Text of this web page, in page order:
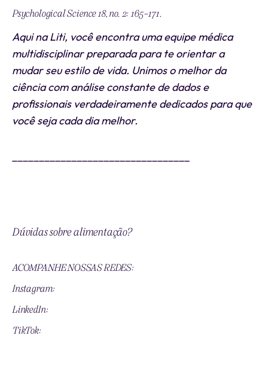
Psychological Science 18, no. 2: 165-171.
Aqui na Liti, você encontra uma equipe médica
multidisciplinar preparada para te orientar a
mudar seu estilo de vida. Unimos o melhor da
ciência com análise constante de dados e
profissionais verdadeiramente dedicados para que
você seja cada dia melhor.
Dúvidas sobre alimentação?
ACOMPANHE NOSSAS REDES:
Instagram:
LinkedIn:
TikTok: